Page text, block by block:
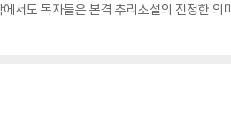
서도 독자들은 본격 추리소설의 진정한 의